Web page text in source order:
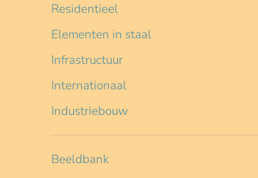
Residentieel
Elementen in staal
Infrastructuur
Internationaal
Industriebouw
Beeldbank